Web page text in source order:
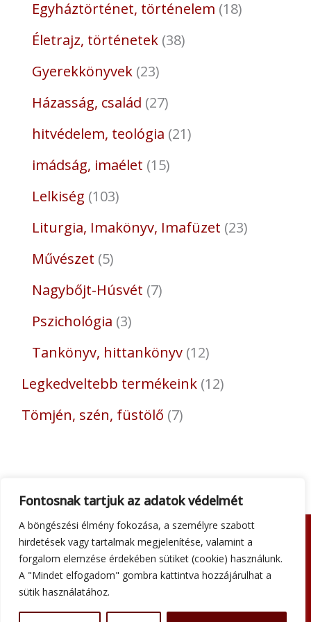
Fontosnak tartjuk az adatok védelmét
A böngészési élmény fokozása, a személyre szabott
hirdetések vagy tartalmak megjelenítése, valamint a
forgalom elemzése érdekében sütiket (cookie) használunk.
A "Mindet elfogadom" gombra kattintva hozzájárulhat a
sütik használatához.
Egyháztörténet, történelem 18
Életrajz, történetek 38
Gyerekkönyvek 23
Házasság, család 27
hitvédelem, teológia 21
imádság, imaélet 15
Lelkiség 103
Liturgia, Imakönyv, Imafüzet 23
Művészet 5
Nagybőjt-Húsvét 7
Pszichológia 3
Tankönyv, hittankönyv 12
Legkedveltebb termékeink 12
Tömjén, szén, füstölő 7
Adatkezelési tájékoztató
Általános szerződési feltételek